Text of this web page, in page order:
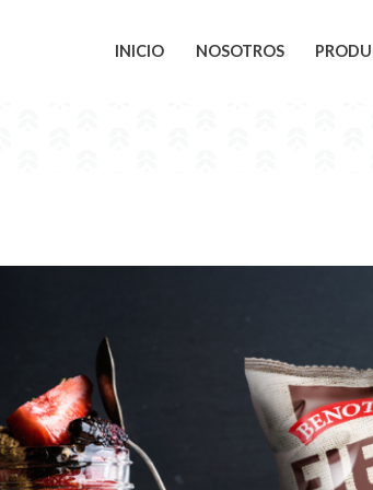
INICIO NOSOTROS